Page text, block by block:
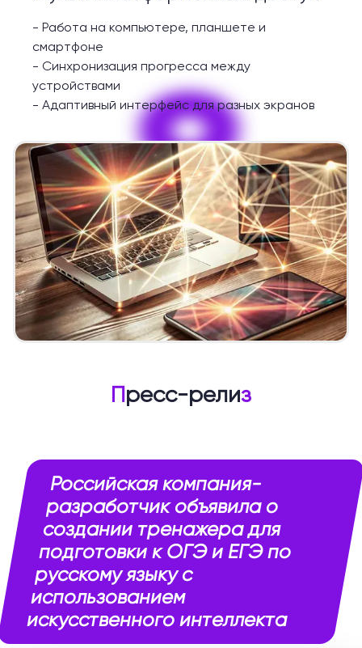
9
- Работа на компьютере, планшете и
смартфоне
- Синхронизация прогресса между
устройствами
- Адаптивный интерфейс для разных экранов
Пресс-релиз
Российская компания-
разработчик объявила о
создании тренажера для
подготовки к ОГЭ и ЕГЭ по
русскому языку с
использованием
искусственного интеллекта